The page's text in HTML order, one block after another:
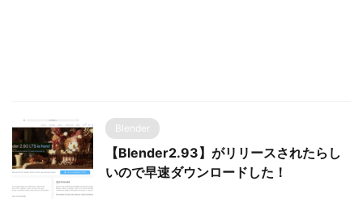
Blender
【Blender2.93】がリリースされたらし
いので早速ダウンロードした！